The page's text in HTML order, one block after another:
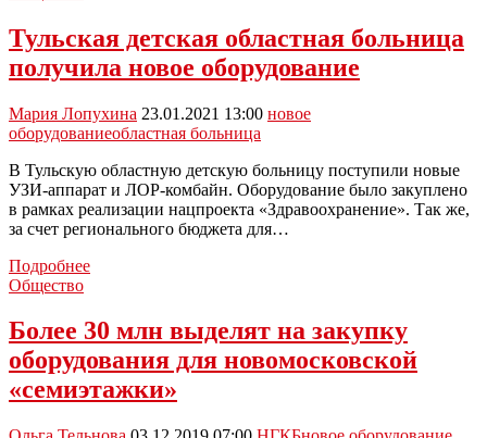
получили
около
тысяч
объектов
культуры
Тульская детская областная больница
получила новое оборудование
Мария Лопухина 23.01.2021 13:00 новое
оборудованиеобластная больница
В Тульскую областную детскую больницу поступили новые
УЗИ-аппарат и ЛОР-комбайн. Оборудование было закуплено
в рамках реализации нацпроекта «Здравоохранение». Так же,
за счет регионального бюджета для…
ПодробнееТульская
больница
получила
новое
оборудование
Общество
Более 30 млн выделят на закупку
оборудования для новомосковской
«семиэтажки»